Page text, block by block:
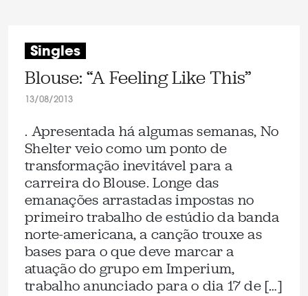
Singles
Blouse: “A Feeling Like This”
13/08/2013
. Apresentada há algumas semanas, No
Shelter veio como um ponto de
transformação inevitável para a
carreira do Blouse. Longe das
emanações arrastadas impostas no
primeiro trabalho de estúdio da banda
norte-americana, a canção trouxe as
bases para o que deve marcar a
atuação do grupo em Imperium,
trabalho anunciado para o dia 17 de […]